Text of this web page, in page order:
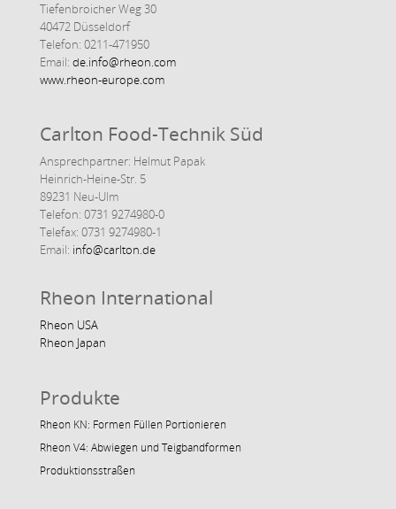
Tiefenbroicher Weg 30
40472 Düsseldorf
Telefon: 0211-471950
Email: de.info@rheon.com
www.rheon-europe.com
Carlton Food-Technik Süd
Ansprechpartner: Helmut Papak
Heinrich-Heine-Str. 5
89231 Neu-Ulm
Telefon: 0731 9274980-0
Telefax: 0731 9274980-1
Email: info@carlton.de
Rheon International
Rheon USA
Rheon Japan
Produkte
Rheon KN: Formen Füllen Portionieren
Rheon V4: Abwiegen und Teigbandformen
Produktionsstraßen